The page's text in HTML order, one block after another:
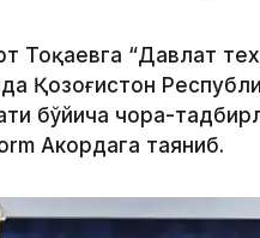
“Давлат
Қозоғистон
бўйича чора-
Акордага таяниб.